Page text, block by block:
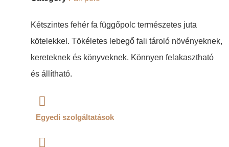
Kétszintes fehér fa függőpolc természetes juta
kötelekkel. Tökéletes lebegő fali tároló növényeknek,
kereteknek és könyveknek. Könnyen felakasztható
és állítható.
Egyedi szolgáltatások